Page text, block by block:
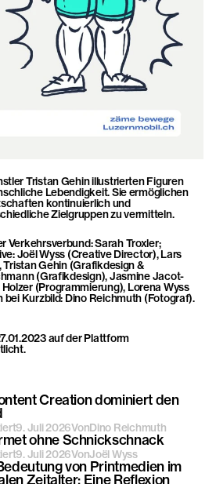
Tristan Gehin illustrierten Figuren
Lebendigkeit. Sie ermöglichen
kontinuierlich und
Zielgruppen zu vermitteln.
Verkehrsverbund: Sarah Troxler;
Joël Wyss (Creative Director), Lars
Gehin (Grafikdesign &
(Grafikdesign), Jasmine Jacot-
(Programmierung), Lorena Wyss
Kurzbild: Dino Reichmuth (Fotograf).
auf der Plattform
Creation dominiert den
9. Juli 2026Von Dino Reichmuth
ohne Schnickschnack
9. Juli 2026VonJoël Wyss
von Printmedien im